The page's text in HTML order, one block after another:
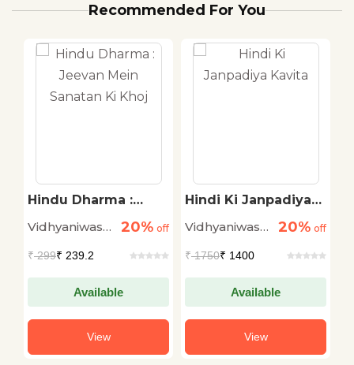
Recommended For You
Hindu Dharma :
Sanatan Ki Khoj
Vidhyaniwas
20% off
₹299₹ 239.2
Available
View
Hindi Ki Janpadiya
Vidhyaniwas
20% off
₹1750₹ 1400
Available
View